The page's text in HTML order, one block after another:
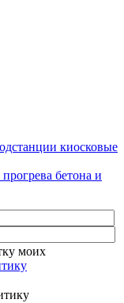
киосковые
бетона и
моих